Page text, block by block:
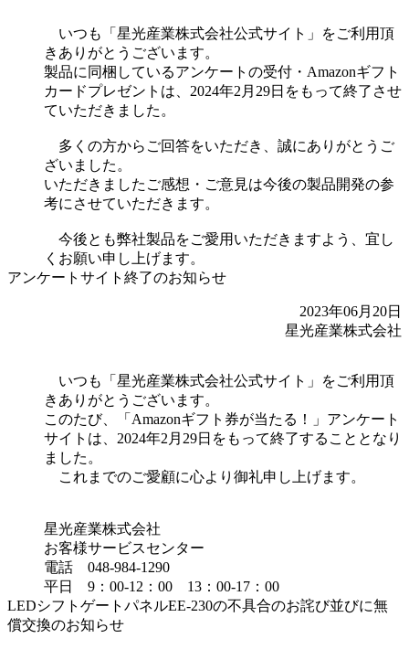
いつも「星光産業株式会社公式サイト」をご利用頂
きありがとうございます。
製品に同梱しているアンケートの受付・Amazonギフト
カードプレゼントは、2024年2月29日をもって終了させ
ていただきました。
多くの方からご回答をいただき、誠にありがとうご
ざいました。
いただきましたご感想・ご意見は今後の製品開発の参
考にさせていただきます。
今後とも弊社製品をご愛用いただきますよう、宜し
くお願い申し上げます。
アンケートサイト終了のお知らせ
2023年06月20日
星光産業株式会社
いつも「星光産業株式会社公式サイト」をご利用頂
きありがとうございます。
このたび、「Amazonギフト券が当たる！」アンケート
サイトは、2024年2月29日をもって終了することとなり
ました。
これまでのご愛顧に心より御礼申し上げます。
星光産業株式会社
お客様サービスセンター
電話 048-984-1290
平日 9：00-12：00 13：00-17：00
LEDシフトゲートパネルEE-230の不具合のお詫び並びに無
償交換のお知らせ